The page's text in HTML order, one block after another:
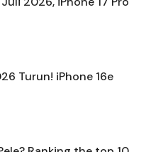
Turun! iPhone 16e